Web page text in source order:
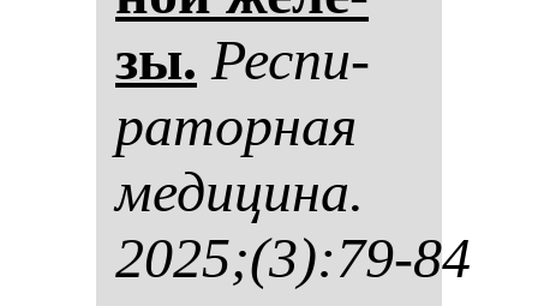
зы. Рес­пи­
ра­тор­ная
ме­ди­ци­на.
2025;(3):79-84